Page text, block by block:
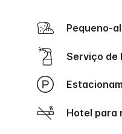
Pequeno-
Serviço
Hotel